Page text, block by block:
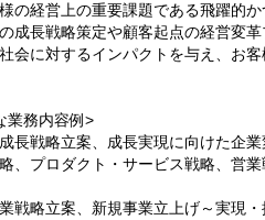
の経営上の重要課題である飛躍的
成長戦略策定や顧客起点の経営変
会に対するインパクトを与え、お
業務内容例>
成長戦略立案、成長実現に向けた企
略、プロダクト・サービス戦略、営
業戦略立案、新規事業立上げ～実現・